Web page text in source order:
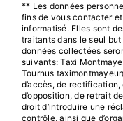
** Les données
fins de vous contacter
informatisé. Elles sont
traitants dans le seul
données collectées
suivants: Taxi
Tournus
d’accès, de
d’opposition, de retrait
droit d’introduire une
contrôle, ainsi que